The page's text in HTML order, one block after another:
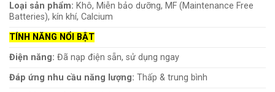
Loại sản phẩm: Khô, Miễn bảo dưỡng, MF (Maintenance Free
Batteries), kín khí, Calcium
TÍNH NĂNG NỔI BẬT
Điện năng: Đã nạp điện sẵn, sử dụng ngay
Đáp ứng nhu cầu năng lượng: Thấp & trung bình